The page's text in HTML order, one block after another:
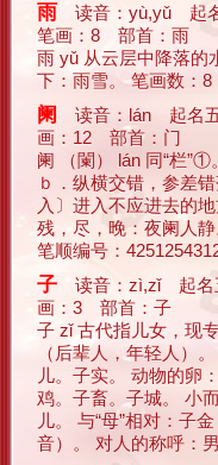
雨 读音：yù,yǔ 起
笔画：8 部首：雨
雨 yǔ 从云层中降落的
下：雨雪。 笔画数：
阑 读音：lán 起名五
画：12 部首：门
阑 （闌） lán 同“栏”①
ｂ．纵横交错，参差
入〕进入不应进去的
残，尽，晚：夜阑人
笔顺编号：
子 读音：zì,zǐ 起名
画：3 部首：子
子 zǐ 古代指儿女，现
（后辈人，年轻人）
儿。子实。 动物的卵
鸡。子畜。子城。 小
儿。 与“母”相对：子
音）。 对人的称呼：